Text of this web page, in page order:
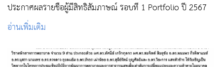
ประกาศผลรายชื่อผู้มีสิทธิสัมภาษณ์ รอบที่ 1 Portfolio ปี 2567
อ่านเพิ่มเติม